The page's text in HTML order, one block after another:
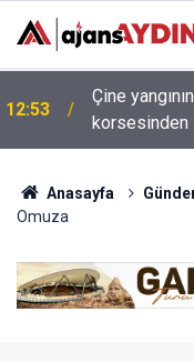
12:44
Nazilli ilçe
alındı
Anasayfa
Omuza